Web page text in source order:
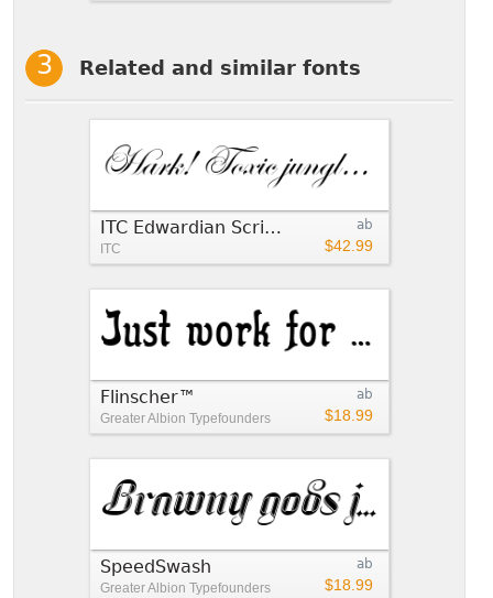
Related and similar fonts
ab
$42.99
ITC Edwardian Script™
ITC
ab
$18.99
Flinscher™
Greater Albion Typefounders
ab
$18.99
SpeedSwash
Greater Albion Typefounders